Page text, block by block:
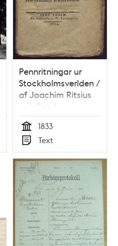
Pennritningar ur
Stockholmsverlden /
af Joachim Ritsius
och Patrik
Pfefferkorn, elever
vid Akademien för
de Fria Konsterna
Tid
1833
Typ
Text